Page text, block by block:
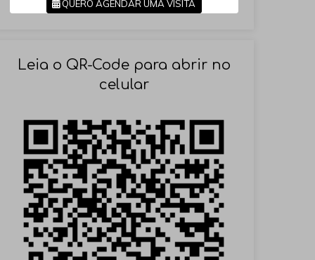
QUERO AGENDAR UMA VISITA
VOLTAR
Leia o QR-Code para abrir no
celular